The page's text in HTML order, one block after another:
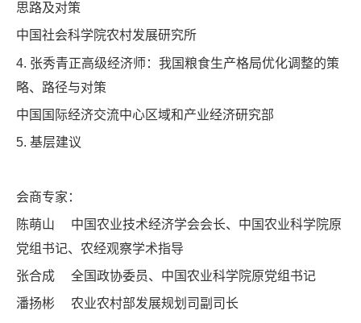
思路及对策
中国社会科学院农村发展研究所
4. 张秀青正高级经济师：我国粮食生产格局优化调整的策
略、路径与对策
中国国际经济交流中心区域和产业经济研究部
5. 基层建议
会商专家：
陈萌山 中国农业技术经济学会会长、中国农业科学院原
党组书记、农经观察学术指导
张合成 全国政协委员、中国农业科学院原党组书记
潘扬彬 农业农村部发展规划司副司长